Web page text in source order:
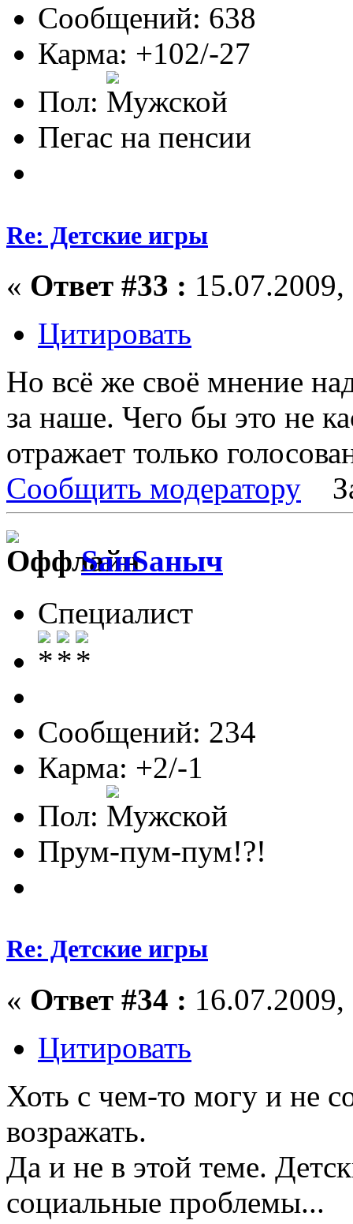
Сообщений: 638
Карма: +102/-27
Пол:
Пегас на пенсии
Re: Детские игры
« Ответ #33 :
Цитировать
Но всё же своё мнение
за наше. Чего бы это не
отражает только
Сообщить модератору
SанSаныч
Специалист
Сообщений: 234
Карма: +2/-1
Пол:
Прум-пум-пум!?!
Re: Детские игры
« Ответ #34 :
Цитировать
Хоть с чем-то могу и не
возражать.
Да и не в этой теме.
социальные проблемы...